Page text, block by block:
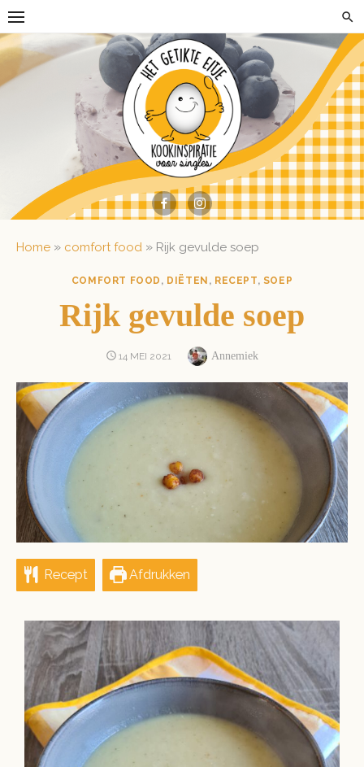
Skip
to
content
Home » comfort food » Rijk gevulde soep
COMFORT FOOD , DIËTEN , RECEPT, SOEP
Rijk gevulde soep
POSTED
14 MEI 2021 Author
Annemiek
Recept Afdrukken